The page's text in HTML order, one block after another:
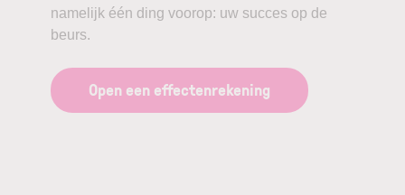
namelijk één ding voorop: uw succes op de
beurs.
Open een effectenrekening